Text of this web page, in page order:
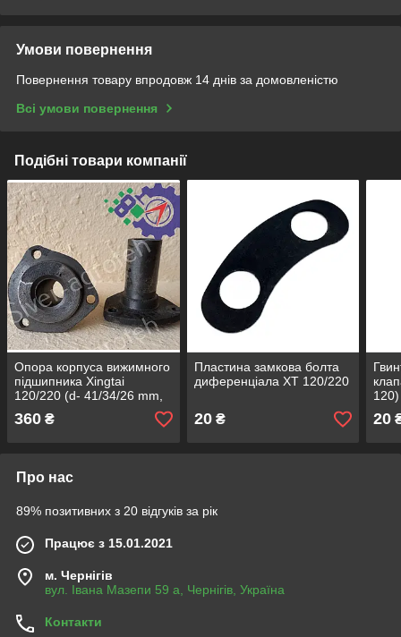
Умови повернення
Повернення товару впродовж 14 днів за домовленістю
Всі умови повернення
Подібні товари компанії
Опора корпуса вижимного
підшипника Xingtai
120/220 (d- 41/34/26 mm,
h- 85 mm)
360 ₴
Пластина замкова болта
диференціала ХТ 120/220
20₴
120)
20
Про нас
89% позитивних з 20 відгуків за рік
Працює з 15.01.2021
м. Чернігів
вул. Івана Мазепи 59 а, Чернігів, Україна
Контакти